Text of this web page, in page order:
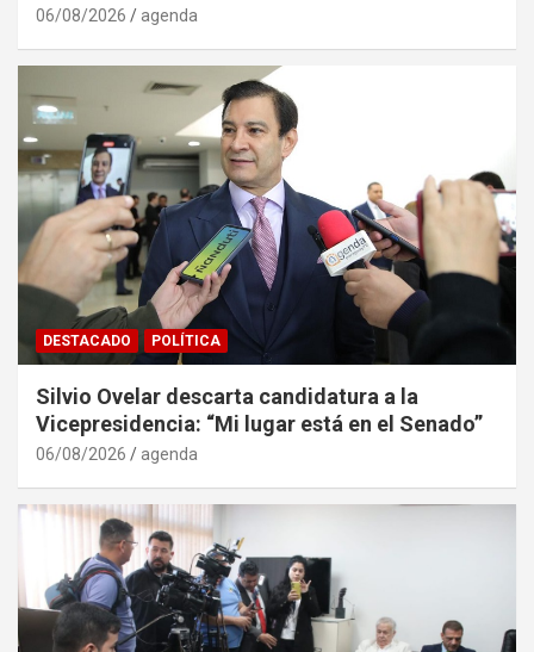
06/08/2026 agenda
DESTACADO POLÍTICA
Silvio Ovelar descarta candidatura a la
Vicepresidencia: “Mi lugar está en el Senado”
06/08/2026 agenda